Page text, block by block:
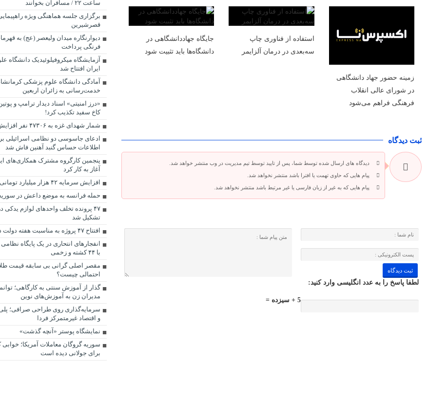
زمینه حضور جهاد دانشگاهی
در شورای عالی انقلاب
فرهنگی فراهم می‌شود
استفاده از فناوری چاپ
سه‌بعدی در درمان آلزایمر
جایگاه جهاددانشگاهی در
دانشگاه‌ها باید تثبیت شود
ثبت دیدگاه
دیدگاه های ارسال شده توسط شما، پس از تایید توسط تیم مدیریت در وب منتشر خواهد شد.
پیام هایی که حاوی تهمت یا افترا باشد منتشر نخواهد شد.
پیام هایی که به غیر از زبان فارسی یا غیر مرتبط باشد منتشر نخواهد شد.
لطفا پاسخ را به عدد انگلیسی وارد کنید:
5 + سیزده =
ساعت ۲۲ / مسافران بخوانند
قصرشیرین
دیوارنگاره میدان ولیعصر (عج) به
فرنگی پرداخت
آزمایشگاه میکروفیلوئیدیک دانشگاه
ایران افتتاح شد
آمادگی دانشگاه علوم پزشکی
خدمت‌رسانی به زائران اربعین
«درز امنیتی» اسناد دیدار ترامپ و
کاخ سفید تکذیب کرد!
شمار شهدای غزه به ۴۷۳۰۶ نفر افزایش یافت
ادعای جاسوسی دو نظامی اسرائیلی
اطلاعات حساس گنبد آهنین فاش شد
پنجمین کارگروه مشترک همکاری‌های
آغاز به کار کرد
افزایش سرمایه ۴۲ هزار ميليارد تومانی فولاد مبارکه
حمله فرانسه به موضع داعش در
۴۷ پرونده تخلف واحدهای لوازم یدکی
تشکیل شد
افتتاح ۴۷ پروژه به مناسبت هفته دولت در نایین
انفجارهای انتحاری در یک پایگاه
با ۴۴ کشته و زخمی
مقصر اصلی گرانی بی سابقه قیمت
احتمالی چیست؟
گذار از آموزش سنتی به کارگاهی؛
مدیران زن به آموزش‌های نوین
سرمایه‌گذاری روی طراحی صرافی؛ پلی
و اقتصاد غیرمتمرکز فردا
نمایشگاه پوستر «آنچه گذشت»
سوریه گروگان معاملات آمریکا؛
برای جولانی دیده است